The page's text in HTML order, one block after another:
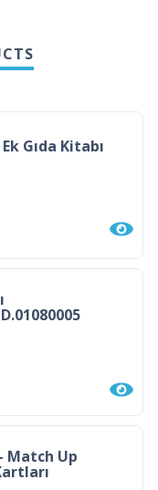
Gıda Kitabı
Match Up